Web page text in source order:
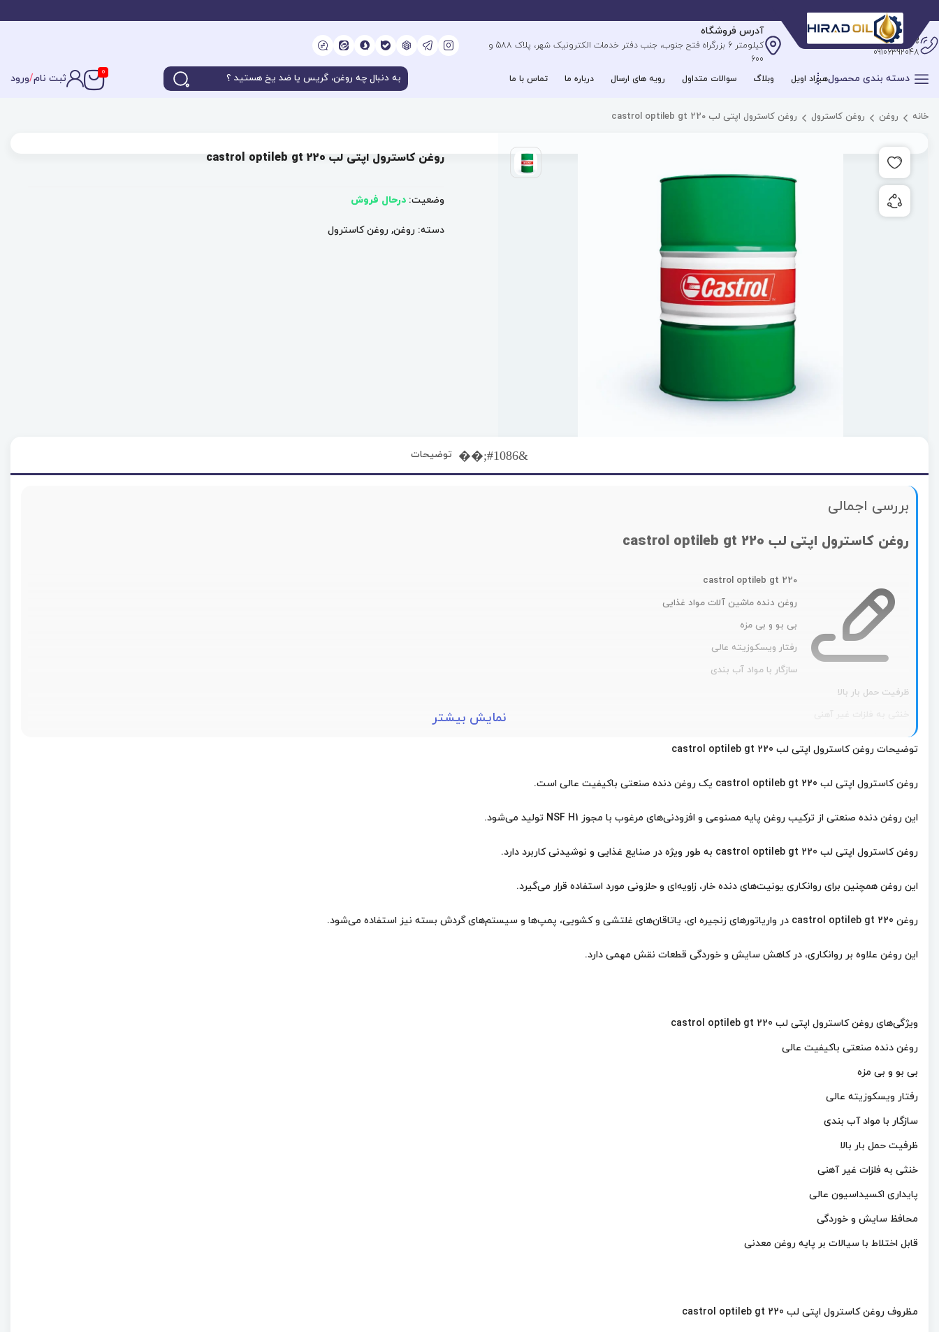
پشتیبانی آنلاین
09106392048
آدرس فروشگاه
کیلومتر 6 بزرگراه فتح جنوب، جنب دفتر خدمات الکترونیک شهر، پلاک 588 و
600
دسته بندی محصولهیراد اویل وبلاگ سوالات متداول رویه های ارسال درباره ما تماس با ما
0 ثبت نام/ورود
خانه روغن روغن کاسترول روغن کاسترول اپتی لب castrol optileb gt 220
به اشتراک گذاری محصول
روغن کاسترول اپتی لب castrol optileb gt 220
وضعیت: درحال فروش
دسته: روغن, روغن کاسترول
توضیحات
بررسی اجمالی
روغن کاسترول اپتی لب castrol optileb gt 220
castrol optileb gt 220
روغن دنده ماشین آلات مواد غذایی
بی بو و بی مزه
رفتار ویسکوزیته عالی
سازگار با مواد آب بندی
ظرفیت حمل بار بالا
پایداری اکسیداسیون عالی
زرد روشن
نمایش بیشتر
توضیحات روغن کاسترول اپتی لب castrol optileb gt 220
روغن کاسترول اپتی لب castrol optileb gt 220 یک روغن دنده صنعتی باکیفیت عالی است.
این روغن دنده صنعتی از ترکیب روغن پایه مصنوعی و افزودنی‌های مرغوب با مجوز NSF H1 تولید می‌شود.
روغن کاسترول اپتی لب castrol optileb gt 220 به طور ویژه در صنایع غذایی و نوشیدنیکاربرد دارد.
این روغن همچنین برای روانکاری یونیت‌های دنده خار، زاویه‌ای و حلزونی مورد استفاده قرار می‌گیرد.
روغن castrol optileb gt 220 در واریاتورهای زنجیره ای، یاتاقان‌های غلتشی و کشویی، پمپ‌ها و سیستم‌های گردش بسته نیز استفاده می‌شود.
این روغن علاوه بر روانکاری، در کاهش سایش و خوردگی قطعات نقش مهمی دارد.
ویژگی‌های روغن کاسترول اپتی لب castrol optileb gt 220
روغن دنده صنعتی باکیفیت عالی
بی بو و بی مزه
رفتار ویسکوزیته عالی
سازگار با مواد آب بندی
ظرفیت حمل بار بالا
خنثی به فلزات غیر آهنی
پایداری اکسیداسیون عالی
محافظ سایش و خوردگی
قابل اختلاط با سیالات بر پایه روغن معدنی
مظروف روغن کاسترول اپتی لب castrol optileb gt 220